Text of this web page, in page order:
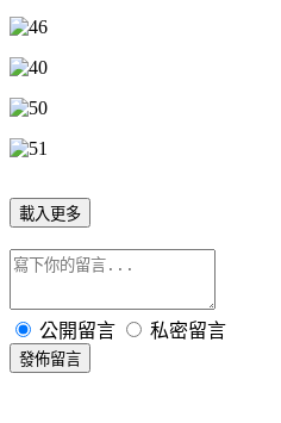
載入更多
公開留言 私密留言
發佈留言